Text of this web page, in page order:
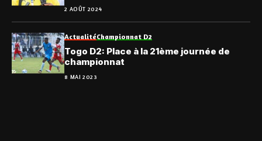
2 AOÛT 2024
ActualitéChampionnat D2
Togo D2: Place à la 21ème journée de
championnat
8 MAI 2023